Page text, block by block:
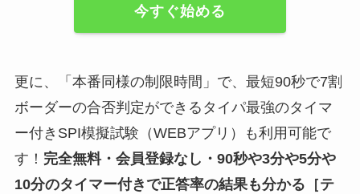
今すぐ始める
更に、「本番同様の制限時間」で、最短90秒で7割
ボーダーの合否判定ができるタイパ最強のタイマ
ー付きSPI模擬試験（WEBアプリ）も利用可能で
す！ 完全無料・会員登録なし・90秒や3分や5分や
10分のタイマー付きで正答率の結果も分かる ［テ